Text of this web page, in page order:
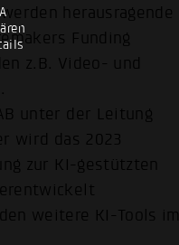
herausragende
Funding
z.B. Video- und
unter der Leitung
wird das 2023
zur KI-gestützten
weitere KI-Tools im